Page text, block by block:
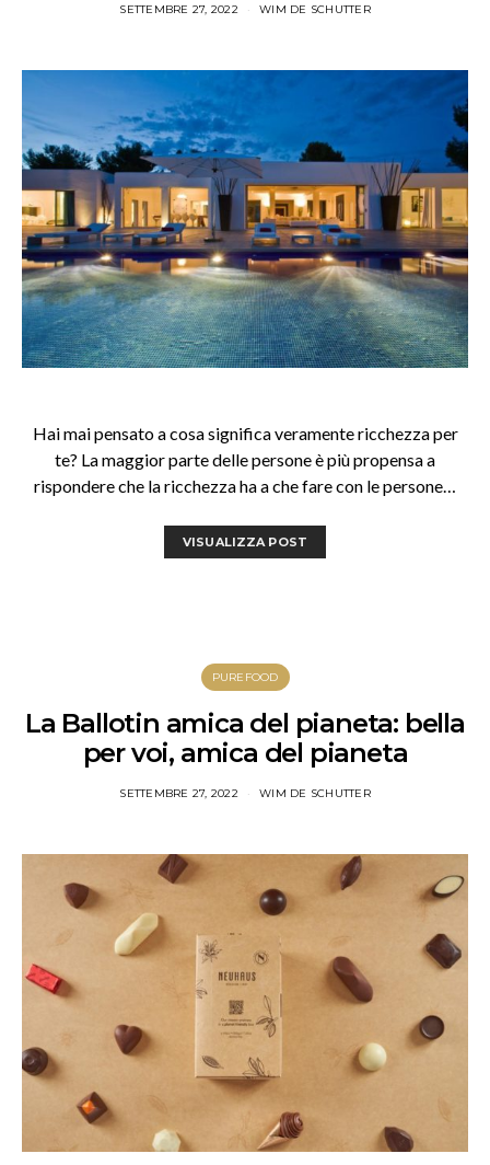
SETTEMBRE 27, 2022 WIM DE SCHUTTER
Hai mai pensato a cosa significa veramente ricchezza per
te? La maggior parte delle persone è più propensa a
rispondere che la ricchezza ha a che fare con le persone…
VISUALIZZA POST
PUREFOOD
La Ballotin amica del pianeta: bella
per voi, amica del pianeta
SETTEMBRE 27, 2022 WIM DE SCHUTTER